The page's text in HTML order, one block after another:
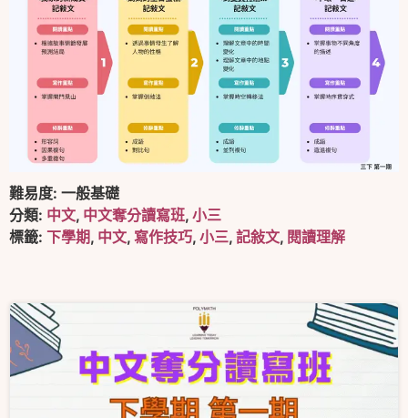
難易度: 一般基礎
分類: 中文, 中文奪分讀寫班, 小三
標籤: 下學期, 中文, 寫作技巧, 小三, 記敍文, 閱讀理解